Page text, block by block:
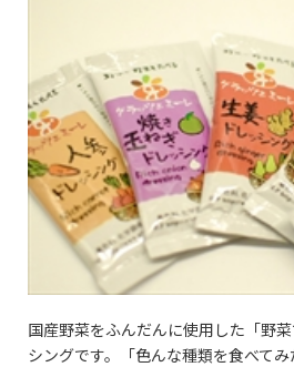
国産野菜をふんだんに使用した「野
シングです。「色んな種類を食べてみ